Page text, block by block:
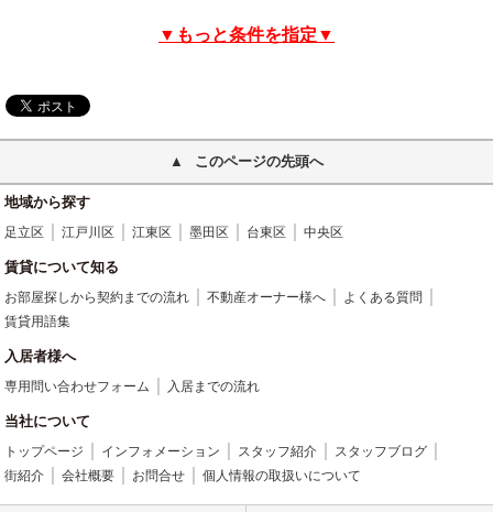
▼もっと条件を指定▼
このページの先頭へ
地域から探す
足立区 江戸川区 江東区 墨田区 台東区 中央区
賃貸について知る
お部屋探しから契約までの流れ 不動産オーナー様へ
よくある質問
賃貸用語集
入居者様へ
専用問い合わせフォーム 入居までの流れ
当社について
トップページ インフォメーション スタッフ紹介
スタッフブログ
街紹介
会社概要 お問合せ 個人情報の取扱いについて